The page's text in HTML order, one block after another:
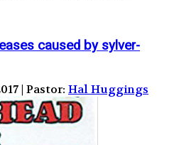
caused by sylver-
| Pastor: Hal Huggings